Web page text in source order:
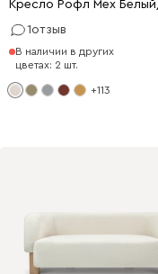
Кресло Рофл Мех
1отзыв
В наличии в других
цветах: 2 шт.
+113